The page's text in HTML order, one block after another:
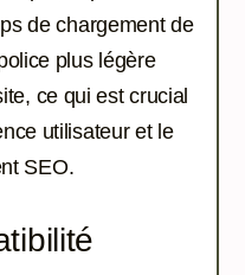
de chargement de
plus légère
ce qui est crucial
utilisateur et le
SEO.